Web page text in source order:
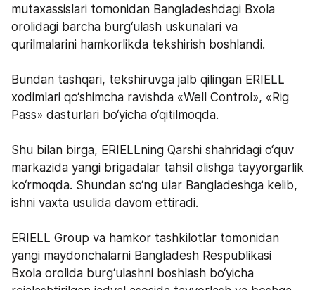
mutaxassislari tomonidan Bangladeshdagi Bxola
orolidagi barcha burg‘ulash uskunalari va
qurilmalarini hamkorlikda tekshirish boshlandi.
Bundan tashqari, tekshiruvga jalb qilingan ERIELL
xodimlari qo‘shimcha ravishda «Well Control», «Rig
Pass» dasturlari bo‘yicha o‘qitilmoqda.
Shu bilan birga, ERIELLning Qarshi shahridagi o‘quv
markazida yangi brigadalar tahsil olishga tayyorgarlik
ko‘rmoqda. Shundan so‘ng ular Bangladeshga kelib,
ishni vaxta usulida davom ettiradi.
ERIELL Group va hamkor tashkilotlar tomonidan
yangi maydonchalarni Bangladesh Respublikasi
Bxola orolida burg‘ulashni boshlash bo‘yicha